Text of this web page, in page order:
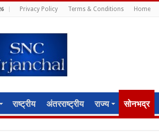
Privacy Policy Terms & Conditions Home
राष्ट्रीय अंतरराष्ट्रीय राज्य सोनभद्र